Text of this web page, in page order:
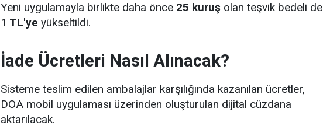
Yeni uygulamayla birlikte daha önce 25 kuruş olan teşvik bedeli de
1 TL'ye yükseltildi.
İade Ücretleri Nasıl Alınacak?
Sisteme teslim edilen ambalajlar karşılığında kazanılan ücretler,
DOA mobil uygulaması üzerinden oluşturulan dijital cüzdana
aktarılacak.